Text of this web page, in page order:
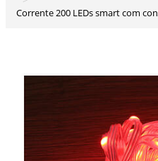
Corrente 200 LEDs smart com